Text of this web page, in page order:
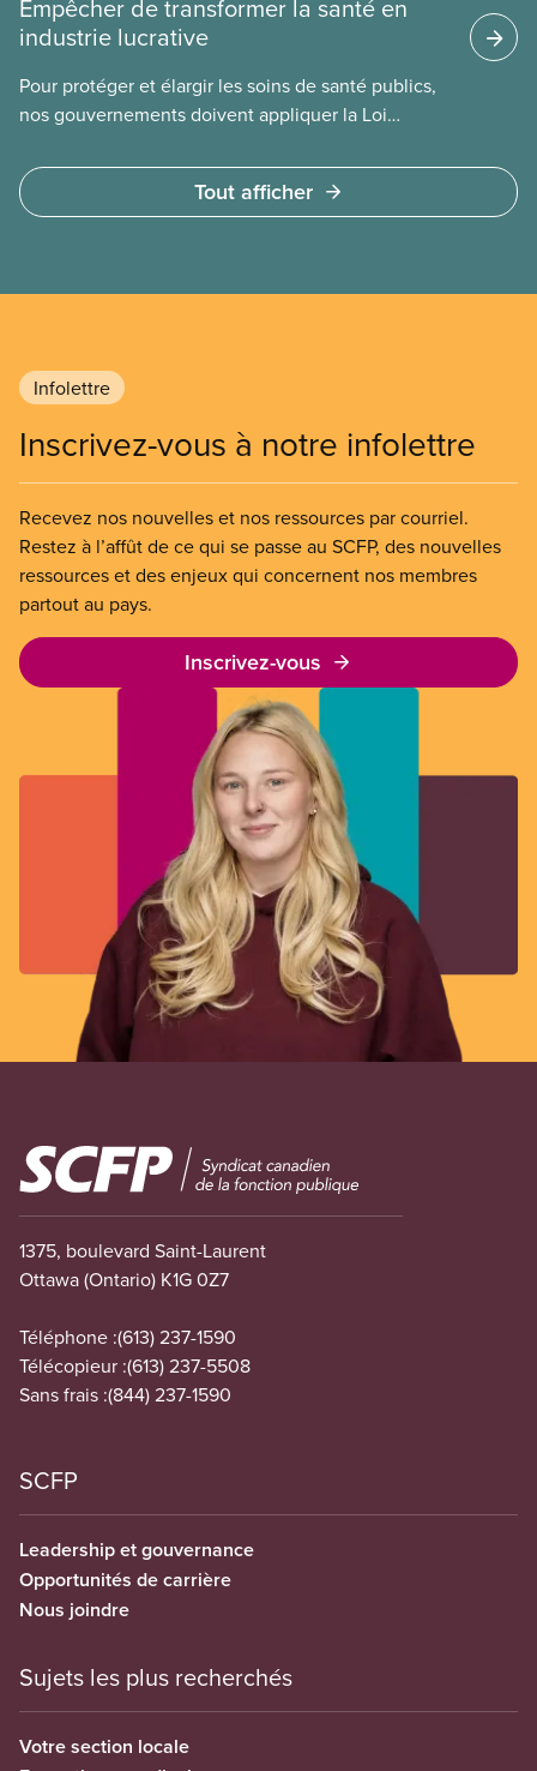
Empêcher de transformer la santé en
industrie lucrative
Pour protéger et élargir les soins de santé publics,
nos gouvernements doivent appliquer la Loi
à des services privés à but lucratif. L’accès aux
soins doit dépendre des besoins médicaux, pas de
Tout afficher
Infolettre
Inscrivez-vous à notre infolettre
Recevez nos nouvelles et nos ressources par courriel.
Restez à l’affût de ce qui se passe au SCFP, des nouvelles
ressources et des enjeux qui concernent nos membres
partout au pays.
Inscrivez-vous
Image
1375, boulevard Saint-Laurent
Ottawa (Ontario) K1G 0Z7
Téléphone :(613) 237-1590
Télécopieur :(613) 237-5508
Sans frais :(844) 237-1590
SCFP
Leadership et gouvernance
Opportunités de carrière
Nous joindre
Sujets les plus recherchés
Votre section locale